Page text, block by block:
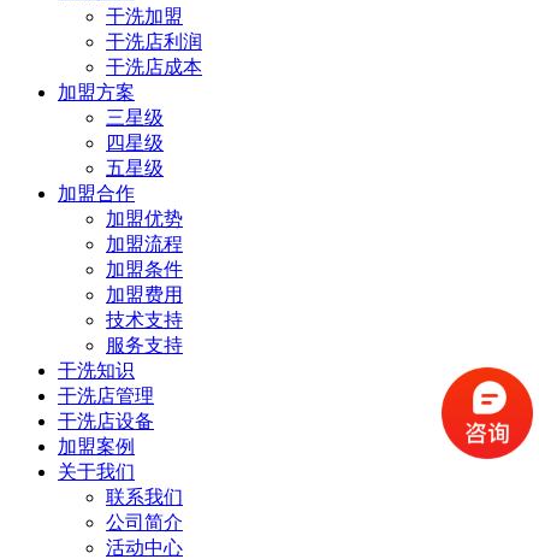
干洗加盟
干洗店利润
干洗店成本
加盟方案
三星级
四星级
五星级
加盟合作
加盟优势
加盟流程
加盟条件
加盟费用
技术支持
服务支持
干洗知识
干洗店管理
干洗店设备
加盟案例
关于我们
联系我们
公司简介
活动中心